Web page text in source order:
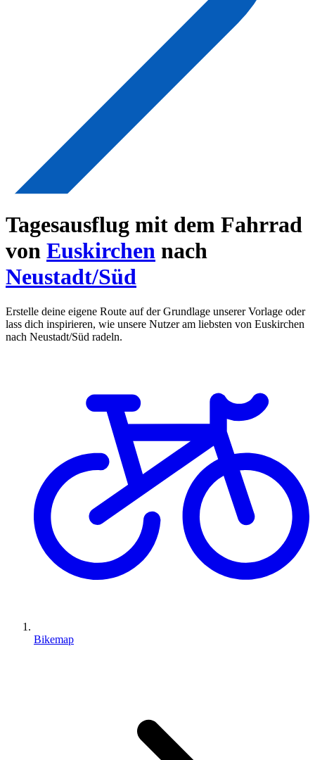
Tagesausflug mit dem Fahrrad
von Euskirchen nach
Neustadt/Süd
Erstelle deine eigene Route auf der Grundlage unserer Vorlage oder
lass dich inspirieren, wie unsere Nutzer am liebsten von Euskirchen
nach Neustadt/Süd radeln.
Bikemap